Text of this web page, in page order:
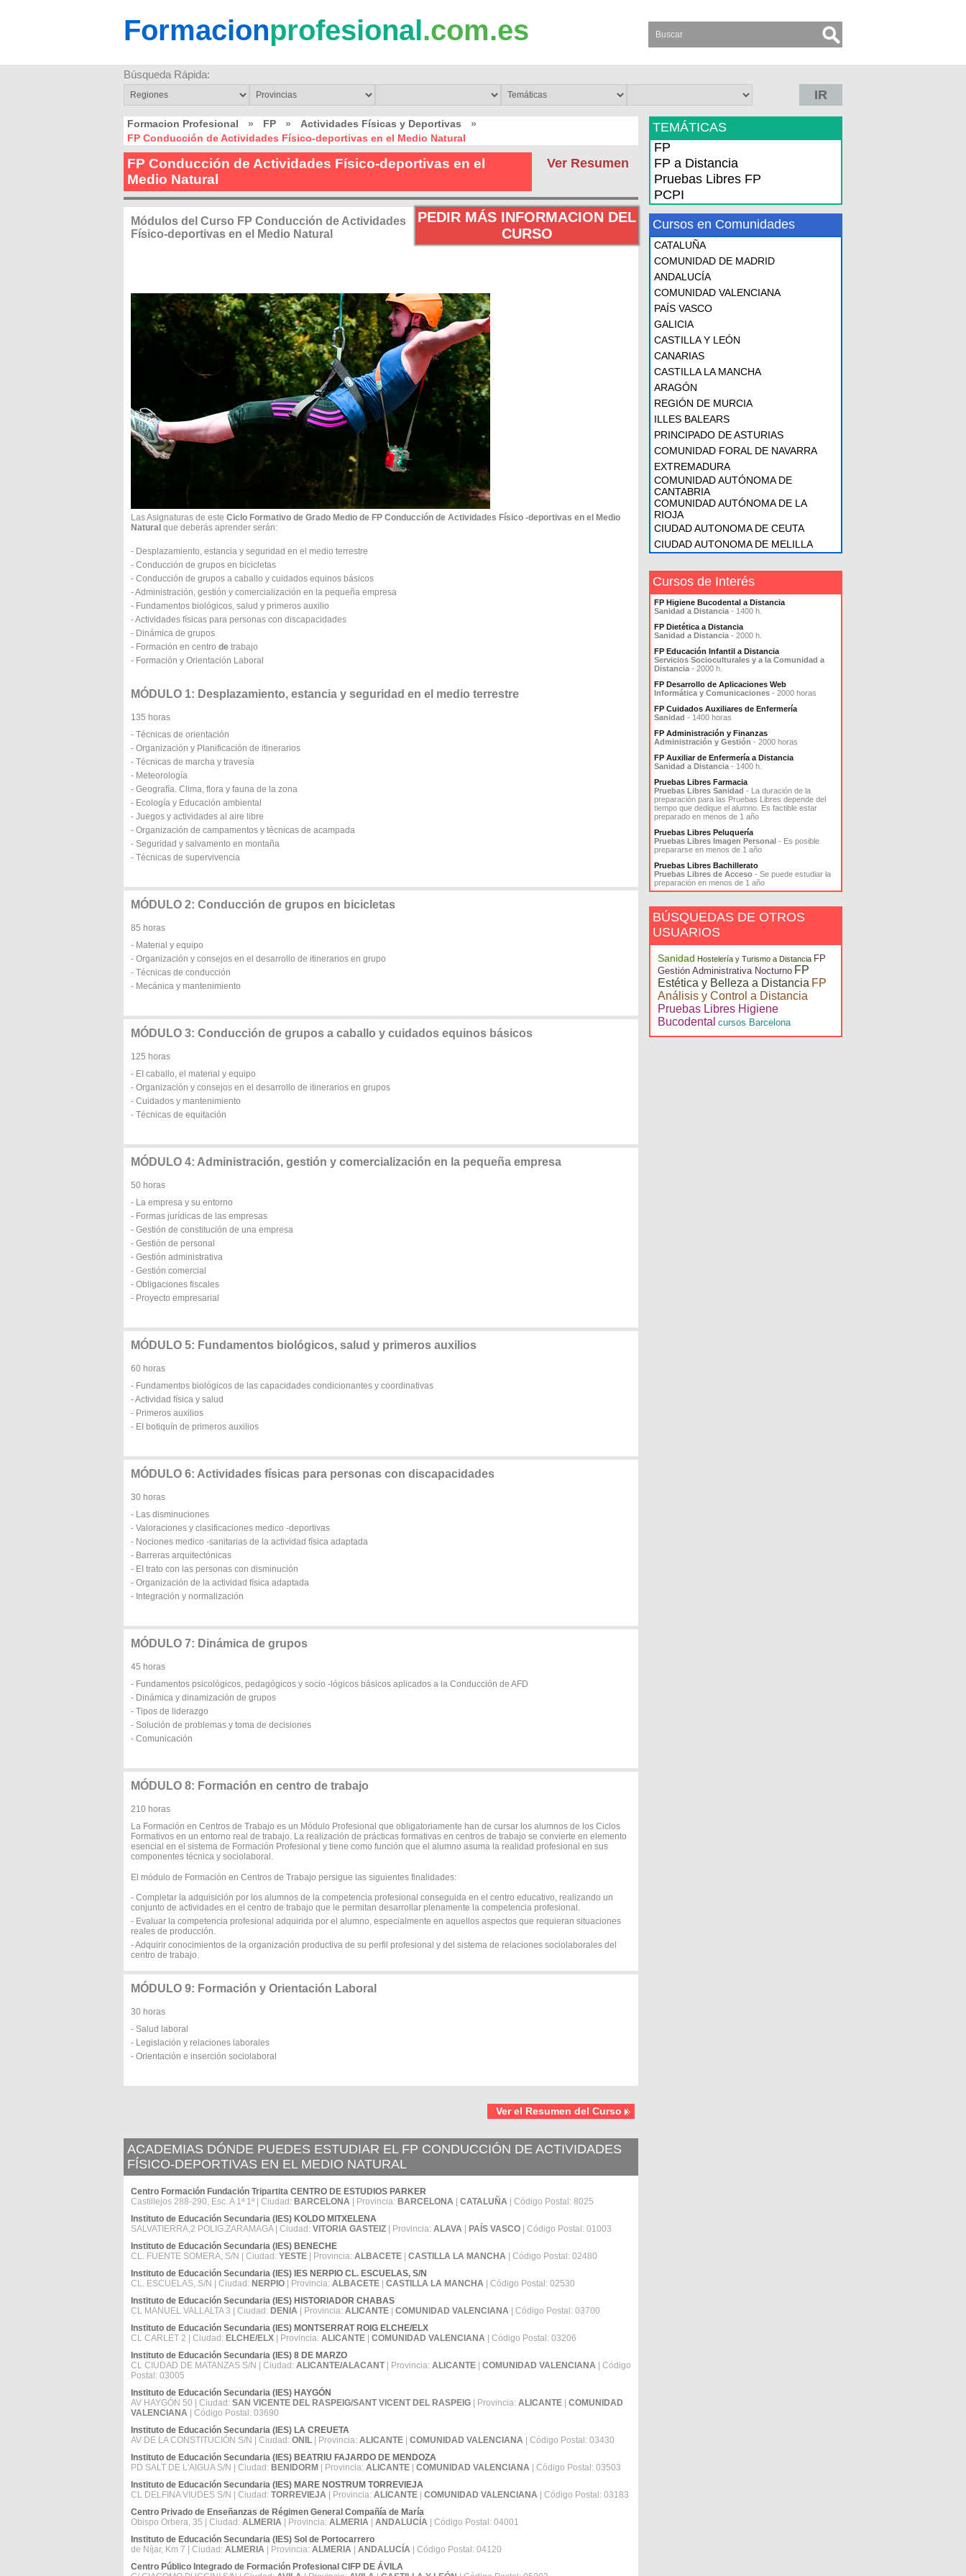
Formacionprofesional.com.es
Búsqueda Rápida:
IR
Formacion Profesional » FP » Actividades Físicas y Deportivas
»
FP Conducción de Actividades Físico-deportivas en el Medio Natural
Ver Resumen
FP Conducción de Actividades Físico-deportivas en el
Medio Natural
PEDIR MÁS INFORMACION DEL
CURSO
Módulos del Curso FP Conducción de Actividades
Físico-deportivas en el Medio Natural
Las Asignaturas de este Ciclo Formativo de Grado Medio de FP Conducción de Actividades Físico -deportivas en el Medio
Natural que deberás aprender serán:
- Desplazamiento, estancia y seguridad en el medio terrestre
- Conducción de grupos en bicicletas
- Conducción de grupos a caballo y cuidados equinos básicos
- Administración, gestión y comercialización en la pequeña empresa
- Fundamentos biológicos, salud y primeros auxilio
- Actividades físicas para personas con discapacidades
- Dinámica de grupos
- Formación en centro de trabajo
- Formación y Orientación Laboral
MÓDULO 1: Desplazamiento, estancia y seguridad en el medio terrestre
135 horas
- Técnicas de orientación
- Organización y Planificación de itinerarios
- Técnicas de marcha y travesía
- Meteorología
- Geografía. Clima, flora y fauna de la zona
- Ecología y Educación ambiental
- Juegos y actividades al aire libre
- Organización de campamentos y técnicas de acampada
- Seguridad y salvamento en montaña
- Técnicas de supervivencia
MÓDULO 2: Conducción de grupos en bicicletas
85 horas
- Material y equipo
- Organización y consejos en el desarrollo de itinerarios en grupo
- Técnicas de conducción
- Mecánica y mantenimiento
MÓDULO 3: Conducción de grupos a caballo y cuidados equinos básicos
125 horas
- EI caballo, el material y equipo
- Organización y consejos en el desarrollo de itinerarios en grupos
- Cuidados y mantenimiento
- Técnicas de equitación
MÓDULO 4: Administración, gestión y comercialización en la pequeña empresa
50 horas
- La empresa y su entorno
- Formas jurídicas de las empresas
- Gestión de constitución de una empresa
- Gestión de personal
- Gestión administrativa
- Gestión comercial
- Obligaciones fiscales
- Proyecto empresarial
MÓDULO 5: Fundamentos biológicos, salud y primeros auxilios
60 horas
- Fundamentos biológicos de las capacidades condicionantes y coordinativas
- Actividad física y salud
- Primeros auxilios
- EI botiquín de primeros auxilios
MÓDULO 6: Actividades físicas para personas con discapacidades
30 horas
- Las disminuciones
- Valoraciones y clasificaciones medico -deportivas
- Nociones medico -sanitarias de la actividad física adaptada
- Barreras arquitectónicas
- EI trato con las personas con disminución
- Organización de la actividad física adaptada
- Integración y normalización
MÓDULO 7: Dinámica de grupos
45 horas
- Fundamentos psicológicos, pedagógicos y socio -lógicos básicos aplicados a la Conducción de AFD
- Dinámica y dinamización de grupos
- Tipos de liderazgo
- Solución de problemas y toma de decisiones
- Comunicación
MÓDULO 8: Formación en centro de trabajo
210 horas
La Formación en Centros de Trabajo es un Módulo Profesional que obligatoriamente han de cursar los alumnos de los Ciclos
Formativos en un entorno real de trabajo. La realización de prácticas formativas en centros de trabajo se convierte en elemento
esencial en el sistema de Formación Profesional y tiene como función que el alumno asuma la realidad profesional en sus
componentes técnica y sociolaboral.
El módulo de Formación en Centros de Trabajo persigue las siguientes finalidades:
- Completar la adquisición por los alumnos de la competencia profesional conseguida en el centro educativo, realizando un
conjunto de actividades en el centro de trabajo que le permitan desarrollar plenamente la competencia profesional.
- Evaluar la competencia profesional adquirida por el alumno, especialmente en aquellos aspectos que requieran situaciones
reales de producción.
- Adquirir conocimientos de la organización productiva de su perfil profesional y del sistema de relaciones sociolaborales del
centro de trabajo.
MÓDULO 9: Formación y Orientación Laboral
30 horas
- Salud laboral
- Legislación y relaciones laborales
- Orientación e inserción sociolaboral
Ver el Resumen del Curso
ACADEMIAS DÓNDE PUEDES ESTUDIAR EL FP CONDUCCIÓN DE ACTIVIDADES
FÍSICO-DEPORTIVAS EN EL MEDIO NATURAL
Centro Formación Fundación Tripartita CENTRO DE ESTUDIOS PARKER
Castillejos 288-290, Esc. A 1ª 1ª | Ciudad: BARCELONA | Provincia: BARCELONA CATALUÑA | Código Postal: 8025
Instituto de Educación Secundaria (IES) KOLDO MITXELENA
SALVATIERRA,2 POLIG.ZARAMAGA | Ciudad: VITORIA GASTEIZ | Provincia: ALAVA PAÍS VASCO | Código Postal: 01003
Instituto de Educación Secundaria (IES) BENECHE
CL. FUENTE SOMERA, S/N | Ciudad: YESTE | Provincia: ALBACETE CASTILLA LA MANCHA | Código Postal: 02480
Instituto de Educación Secundaria (IES) IES NERPIO CL. ESCUELAS, S/N
CL. ESCUELAS, S/N | Ciudad: NERPIO | Provincia: ALBACETE CASTILLA LA MANCHA | Código Postal: 02530
Instituto de Educación Secundaria (IES) HISTORIADOR CHABAS
CL MANUEL VALLALTA 3 | Ciudad: DENIA | Provincia: ALICANTE COMUNIDAD VALENCIANA | Código Postal: 03700
Instituto de Educación Secundaria (IES) MONTSERRAT ROIG ELCHE/ELX
CL CARLET 2 | Ciudad: ELCHE/ELX | Provincia: ALICANTE COMUNIDAD VALENCIANA | Código Postal: 03206
Instituto de Educación Secundaria (IES) 8 DE MARZO
CL CIUDAD DE MATANZAS S/N | Ciudad: ALICANTE/ALACANT| Provincia: ALICANTE COMUNIDAD VALENCIANA | Código
Postal: 03005
Instituto de Educación Secundaria (IES) HAYGÓN
AV HAYGÓN 50 | Ciudad: SAN VICENTE DEL RASPEIG/SANT VICENT DEL RASPEIG | Provincia: ALICANTE
COMUNIDAD
VALENCIANA | Código Postal: 03690
Instituto de Educación Secundaria (IES) LA CREUETA
AV DE LA CONSTITUCIÓN S/N | Ciudad: ONIL | Provincia: ALICANTE COMUNIDAD VALENCIANA | Código Postal: 03430
Instituto de Educación Secundaria (IES) BEATRIU FAJARDO DE MENDOZA
PD SALT DE L'AIGUA S/N | Ciudad: BENIDORM | Provincia: ALICANTE COMUNIDAD VALENCIANA | Código Postal: 03503
Instituto de Educación Secundaria (IES) MARE NOSTRUM TORREVIEJA
CL DELFINA VIUDES S/N | Ciudad: TORREVIEJA | Provincia: ALICANTE COMUNIDAD VALENCIANA | Código Postal: 03183
Centro Privado de Enseñanzas de Régimen General Compañía de María
Obispo Orbera, 35 | Ciudad: ALMERIA | Provincia: ALMERIA ANDALUCÍA | Código Postal: 04001
Instituto de Educación Secundaria (IES) Sol de Portocarrero
de Níjar, Km 7 | Ciudad: ALMERIA | Provincia: ALMERIA ANDALUCÍA | Código Postal: 04120
Centro Público Integrado de Formación Profesional CIFP DE ÁVILA
TEMÁTICAS
FP
FP a Distancia
Pruebas Libres FP
PCPI
Cursos en Comunidades
CATALUÑA
COMUNIDAD DE MADRID
ANDALUCÍA
COMUNIDAD VALENCIANA
PAÍS VASCO
GALICIA
CASTILLA Y LEÓN
CANARIAS
CASTILLA LA MANCHA
ARAGÓN
REGIÓN DE MURCIA
ILLES BALEARS
PRINCIPADO DE ASTURIAS
COMUNIDAD FORAL DE NAVARRA
EXTREMADURA
COMUNIDAD AUTÓNOMA DE
CANTABRIA
COMUNIDAD AUTÓNOMA DE LA
RIOJA
CIUDAD AUTONOMA DE CEUTA
CIUDAD AUTONOMA DE MELILLA
Cursos de Interés
FP Higiene Bucodental a Distancia
Sanidad a Distancia - 1400 h.
FP Dietética a Distancia
Sanidad a Distancia - 2000 h.
FP Educación Infantil a Distancia
Servicios Socioculturales y a la Comunidad a
Distancia - 2000 h.
FP Desarrollo de Aplicaciones Web
Informática y Comunicaciones - 2000 horas
FP Cuidados Auxiliares de Enfermería
Sanidad - 1400 horas
FP Administración y Finanzas
Administración y Gestión - 2000 horas
FP Auxiliar de Enfermería a Distancia
Sanidad a Distancia - 1400 h.
Pruebas Libres Farmacia
Pruebas Libres Sanidad - La duración de la
preparación para las Pruebas Libres depende del
tiempo que dedique el alumno. Es factible estar
preparado en menos de 1 año
Pruebas Libres Peluquería
Pruebas Libres Imagen Personal - Es posible
prepararse en menos de 1 año
Pruebas Libres Bachillerato
Pruebas Libres de Acceso - Se puede estudiar la
preparación en menos de 1 año
BÚSQUEDAS DE OTROS
USUARIOS
Sanidad Hostelería y Turismo a Distancia FP
Gestión Administrativa Nocturno FP
Estética y Belleza a Distancia FP
Análisis y Control a Distancia
Pruebas Libres Higiene
Bucodental cursos Barcelona